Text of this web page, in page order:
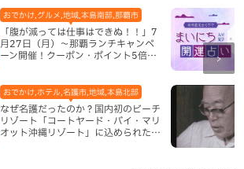
「腹が減っては仕事はできぬ！！」7
月27日（月）〜那覇ランチキャンペ
ーン開催！クーポン・ポイント5倍・
おでかけ,グルメ,地域,本島南部,那覇市
なぜ名護だったのか？国内初のビーチ
リゾート「コートヤード・バイ・マリ
オット沖縄リゾート」に込められた想
おでかけ,ホテル,名護市,地域,本島北部